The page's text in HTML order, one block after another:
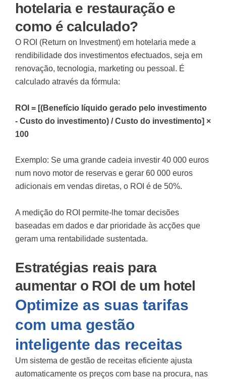
hotelaria e restauração e
como é calculado?
O ROI (Return on Investment) em hotelaria mede a
rendibilidade dos investimentos efectuados, seja em
renovação, tecnologia, marketing ou pessoal. É
calculado através da fórmula:
ROI = [(Benefício líquido gerado pelo investimento
- Custo do investimento) / Custo do investimento] ×
100
Exemplo: Se uma grande cadeia investir 40 000 euros
num novo motor de reservas e gerar 60 000 euros
adicionais em vendas diretas, o ROI é de 50%.
A medição do ROI permite-lhe tomar decisões
baseadas em dados e dar prioridade às acções que
geram uma rentabilidade sustentada.
Estratégias reais para
aumentar o ROI de um hotel
Optimize as suas tarifas
com uma gestão
inteligente das receitas
Um sistema de gestão de receitas eficiente ajusta
automaticamente os preços com base na procura, nas